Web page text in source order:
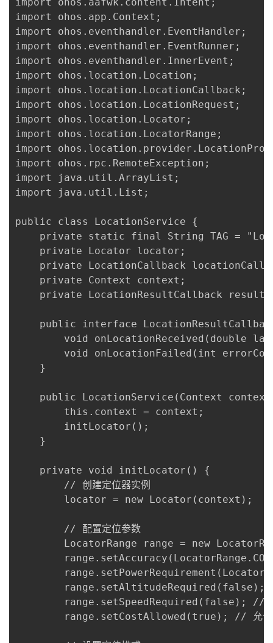
import ohos.app.Context;
import ohos.eventhandler.EventHandler;
import ohos.eventhandler.EventRunner;
import ohos.eventhandler.InnerEvent;
import ohos.location.Location;
import ohos.location.LocationCallback;
import ohos.location.LocationRequest;
import ohos.location.Locator;
import ohos.location.LocatorRange;
import
import ohos.rpc.RemoteException;
import java.util.ArrayList;
import java.util.List;
public class LocationService {
private static final String TAG =
    private Locator locator;
private LocationCallback
    private Context context;
private LocationResultCallback
public interface
void onLocationReceived(double
void onLocationFailed(int
    }
public LocationService(Context
        this.context = context;
        initLocator();
    }
    private void initLocator() {
        // 创建定位器实例
        locator = new Locator(context);
        // 配置定位参数
LocatorRange range = new
range.setAltitudeRequired(false);
range.setSpeedRequired(false); //
range.setCostAllowed(true); // 允许